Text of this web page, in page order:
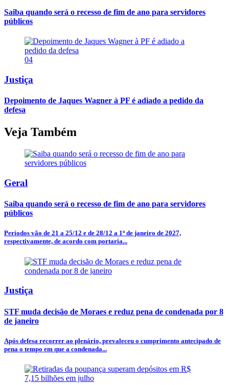
Saiba quando será o recesso de fim de ano para servidores
públicos
04
Justiça
Depoimento de Jaques Wagner à PF é adiado a pedido da
defesa
Veja Também
Geral
Saiba quando será o recesso de fim de ano para servidores
públicos
Períodos vão de 21 a 25/12 e de 28/12 a 1º de janeiro de 2027,
respectivamente, de acordo com portaria...
Justiça
STF muda decisão de Moraes e reduz pena de condenada por 8
de janeiro
Após defesa recorrer ao plenário, prevaleceu o cumprimento antecipado de
pena o tempo em que a condenada...